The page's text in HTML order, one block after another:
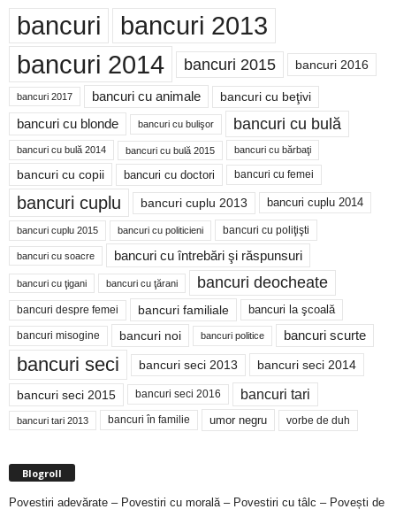
bancuri bancuri 2013
bancuri 2014 bancuri 2015 bancuri 2016
bancuri 2017 bancuri cu animale bancuri cu beţivi
bancuri cu blonde bancuri cu bulişor bancuri cu bulă
bancuri cu bulă 2014 bancuri cu bulă 2015 bancuri cu bărbaţi
bancuri cu copii bancuri cu doctori bancuri cu femei
bancuri cuplu bancuri cuplu 2013 bancuri cuplu 2014
bancuri cuplu 2015 bancuri cu politicieni bancuri cu poliţişti
bancuri cu soacre bancuri cu întrebări şi răspunsuri
bancuri cu ţigani bancuri cu ţărani bancuri deocheate
bancuri despre femei bancuri familiale bancuri la şcoală
bancuri misogine bancuri noi bancuri politice bancuri scurte
bancuri seci bancuri seci 2013 bancuri seci 2014
bancuri seci 2015 bancuri seci 2016 bancuri tari
bancuri tari 2013 bancuri în familie umor negru vorbe de duh
Blogroll
Povestiri adevărate – Povestiri cu morală – Povestiri cu tâlc – Povești de